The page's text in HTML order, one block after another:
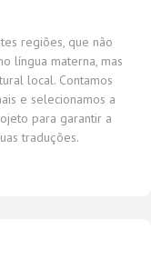
regiões, que não
língua materna, mas
local.Contamos
e selecionamos a
para garantir a
traduções.